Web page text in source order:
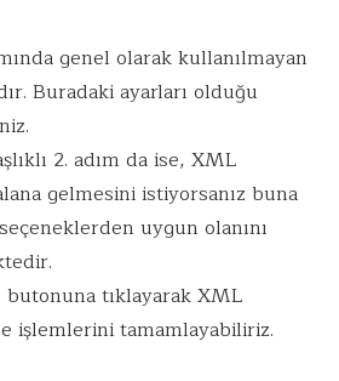
genel olarak kullanılmayan
Buradaki ayarları olduğu
2. adım da ise, XML
gelmesini istiyorsanız buna
uygun olanını
tıklayarak XML
işlemlerini tamamlayabiliriz.